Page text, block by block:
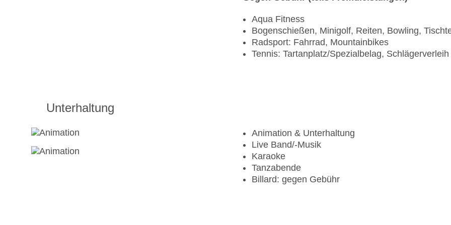
Aqua Fitness
Bogenschießen, Minigolf, Reiten, Bowling,
Radsport: Fahrrad, Mountainbikes
Tennis: Tartanplatz/Spezialbelag, Schlägerverleih
Unterhaltung
Animation & Unterhaltung
Live Band/-Musik
Karaoke
Tanzabende
Billard: gegen Gebühr